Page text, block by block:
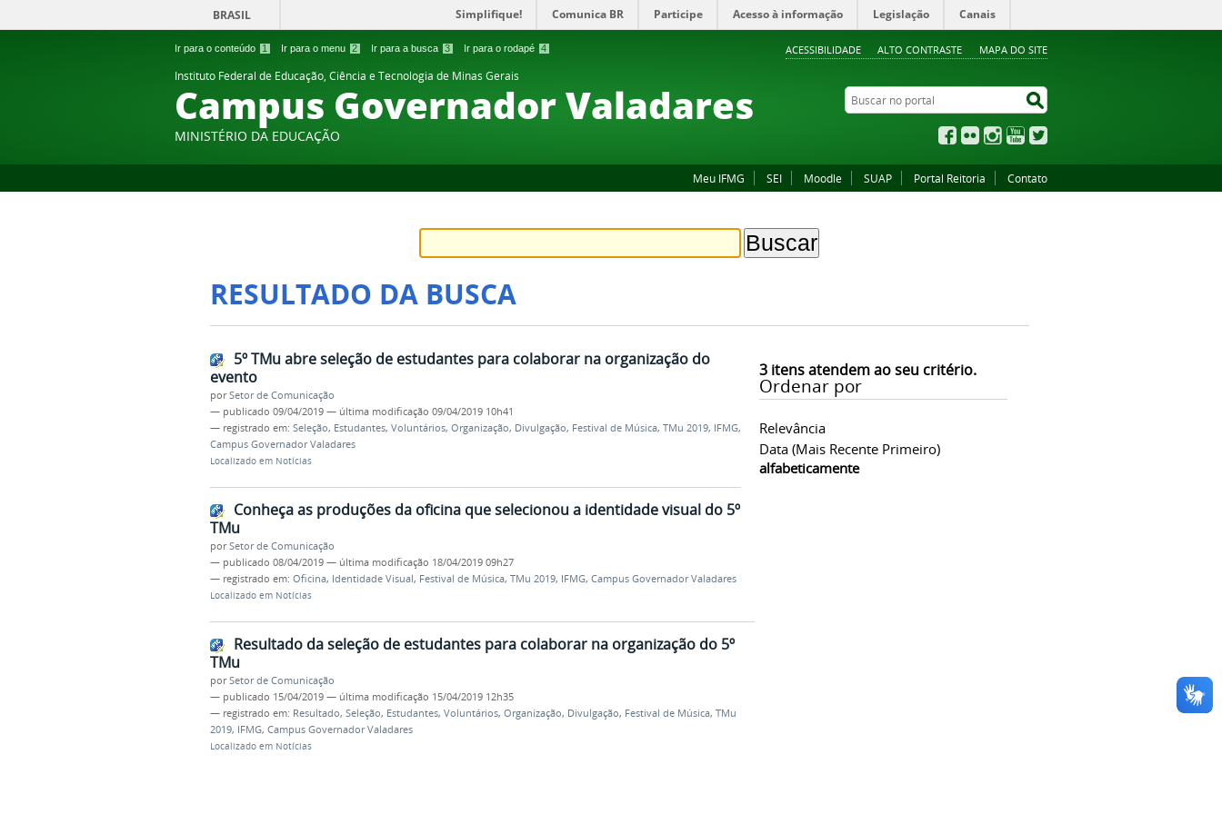
Ir para o conteúdo 1 Ir para o menu 2 Ir para a busca 3 Ir para o rodapé 4 ACESSIBILIDADE ALTO CONTRASTE MAPA DO SITE
BRASIL Simplifique! Comunica BR Participe Acesso à informação Legislação Canais
Instituto Federal de Educação, Ciência e Tecnologia de Minas Gerais
Campus Governador Valadares
MINISTÉRIO DA EDUCAÇÃO
Buscar no portal
Facebook
Flickr InstagramYouTube
Meu IFMG SEI Moodle SUAP Portal Reitoria Contato
RESULTADO DA BUSCA
3itens atendem ao seu critério.
Ordenar por
Relevância
Data (mais Recente Primeiro)
alfabeticamente
5º TMu abre seleção de estudantes para colaborar na organização do
evento
porSetor de Comunicação
— publicado 09/04/2019 — última modificação 09/04/2019 10h41
— registrado em: Seleção, Estudantes, Voluntários, Organização, Divulgação, Festival de Música, TMu 2019, IFMG,
Campus Governador Valadares
Localizado em Notícias
Conheça as produções da oficina que selecionou a identidade visual do 5º
TMu
porSetor de Comunicação
— publicado 08/04/2019 — última modificação 18/04/2019 09h27
— registrado em: Oficina, Identidade Visual, Festival de Música, TMu 2019, IFMG, Campus Governador Valadares
Localizado em Notícias
Resultado da seleção de estudantes para colaborar na organização do 5º
TMu
porSetor de Comunicação
— publicado 15/04/2019 — última modificação 15/04/2019 12h35
— registrado em: Resultado, Seleção, Estudantes, Voluntários, Organização, Divulgação, Festival de Música, TMu
2019, IFMG, Campus Governador Valadares
Localizado em Notícias